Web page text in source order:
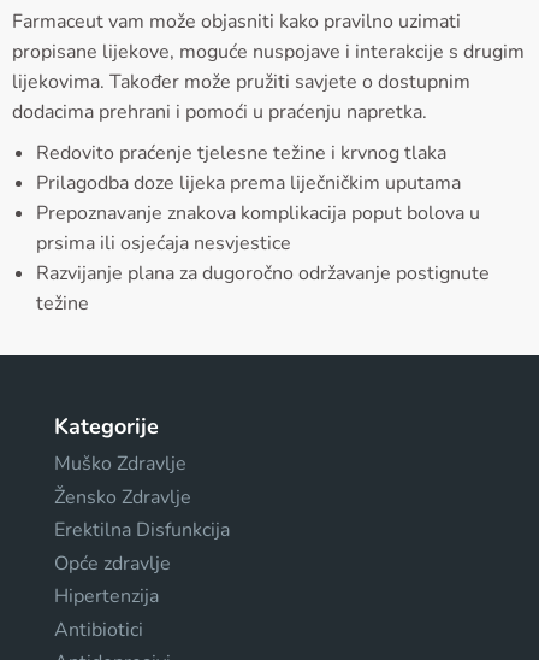
Farmaceut vam može objasniti kako pravilno uzimati
propisane lijekove, moguće nuspojave i interakcije s drugim
lijekovima. Također može pružiti savjete o dostupnim
dodacima prehrani i pomoći u praćenju napretka.
Redovito praćenje tjelesne težine i krvnog tlaka
Prilagodba doze lijeka prema liječničkim uputama
Prepoznavanje znakova komplikacija poput bolova u
prsima ili osjećaja nesvjestice
Razvijanje plana za dugoročno održavanje postignute
težine
Kategorije
Muško Zdravlje
Žensko Zdravlje
Erektilna Disfunkcija
Opće zdravlje
Hipertenzija
Antibiotici